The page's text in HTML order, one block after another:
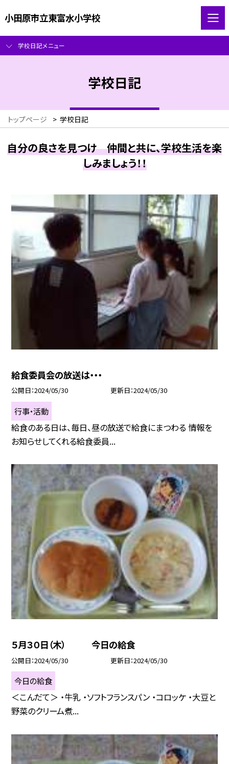
小田原市立東富水小学校
学校日記メニュー
学校日記
トップページ > 学校日記
自分の良さを見つけ 仲間と共に、学校生活を楽
しみましょう！！
給食委員会の放送は・・・
公開日 2024/05/30 更新日 2024/05/30
行事・活動
給食のある日は、毎日、昼の放送で給食にまつわる 情報を
お知らせしてくれる給食委員...
５月３０日（木） 今日の給食
公開日 2024/05/30 更新日 2024/05/30
今日の給食
＜こんだて＞ ・牛乳 ・ソフトフランスパン ・コロッケ ・大豆と
野菜のクリーム煮...